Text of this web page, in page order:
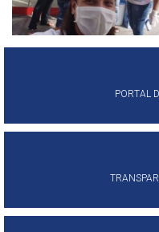
PORTAL